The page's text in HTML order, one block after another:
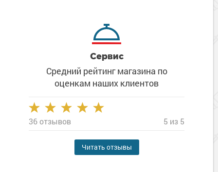
Сервис
Средний рейтинг магазина по
оценкам наших клиентов
36 отзывов 5 из 5
Читать отзывы